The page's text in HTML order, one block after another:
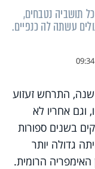
תושביה נטבחים,
עשתה לה כנפיים.
09:34
שנה, התרחש זעזוע
וגם אחריו לא
בשנים ספורות
גדולה יותר
הרומית.